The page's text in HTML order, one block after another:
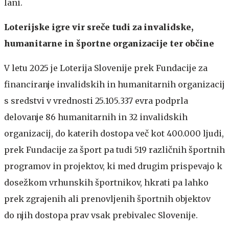
lani.
Loterijske igre vir sreče tudi za invalidske,
humanitarne in športne organizacije ter občine
V letu 2025 je Loterija Slovenije prek Fundacije za
financiranje invalidskih in humanitarnih organizacij
s sredstvi v vrednosti 25.105.337 evra podprla
delovanje 86 humanitarnih in 32 invalidskih
organizacij, do katerih dostopa več kot 400.000 ljudi,
prek Fundacije za šport pa tudi 519 različnih športnih
programov in projektov, ki med drugim prispevajo k
dosežkom vrhunskih športnikov, hkrati pa lahko
prek zgrajenih ali prenovljenih športnih objektov
do njih dostopa prav vsak prebivalec Slovenije.